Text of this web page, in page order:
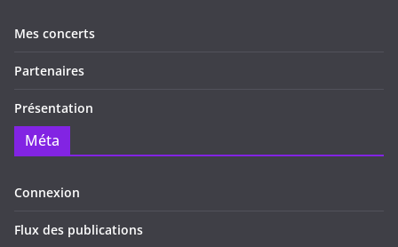
Mes concerts
Partenaires
Présentation
Méta
Connexion
Flux des publications